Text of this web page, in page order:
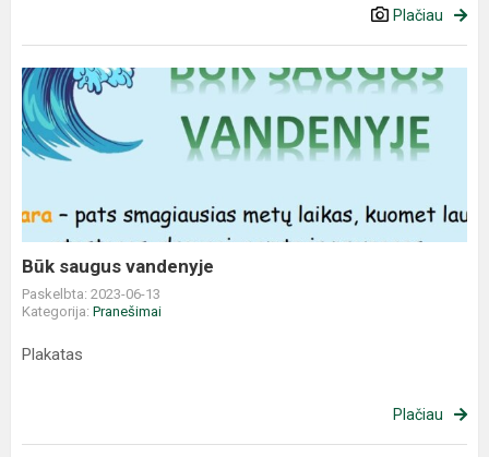
Plačiau
Būk saugus vandenyje
Paskelbta: 2023-06-13
Kategorija: Pranešimai
Plakatas
Plačiau